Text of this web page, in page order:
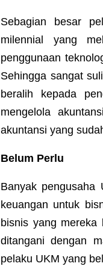
Sebagian besar
milennial yang
penggunaan
Sehingga sangat
beralih kepada
mengelola
akuntansi yang
Belum Perlu
Banyak pengusaha
keuangan untuk
bisnis yang mereka
ditangani dengan
pelaku UKM yang